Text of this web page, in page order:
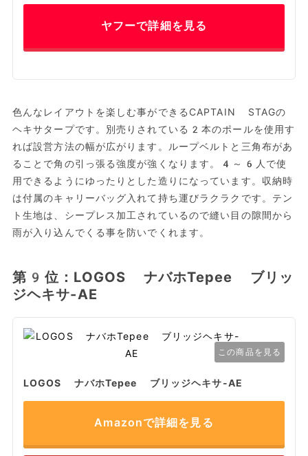
ヤフーで詳細を見る
色んなレイアウトを楽しむ事ができるCAPTAIN STAGの
ヘキサタープです。別売りされている2本のポールを使用す
れば設営方法の幅が広がります。ループベルトと三角布があ
ることで角の引っ張る強度が強くなります。4～6人で使
用できるようにゆったりとした造りになっています。収納時
は付属のキャリーバッグ入れて持ち運びラクラクです。テン
ト生地は、シープレス加工されているので縫い目の隙間から
雨が入り込んでくる事を防いでくれます。
第9位：LOGOS ナバホTepee ブリッ
ジヘキサ-AE
この商品を見る
LOGOS ナバホTepee ブリッジヘキサ-AE
Amazonで詳細を見る